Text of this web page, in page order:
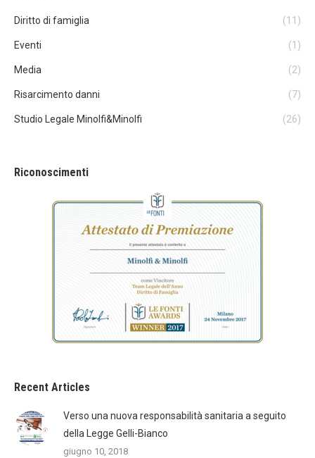
Diritto di famiglia (11)
Eventi (1)
Media (2)
Risarcimento danni (7)
Studio Legale Minolfi&Minolfi (26)
Riconoscimenti
Recent Articles
Verso una nuova responsabilità sanitaria a seguito
della Legge Gelli-Bianco
giugno 10, 2018